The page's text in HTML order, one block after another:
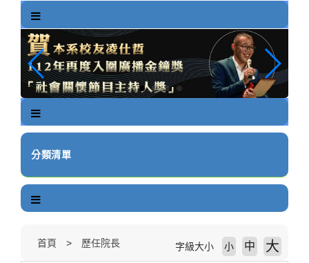
分類清單
首頁 歷任院長 字級大小 小 中 大